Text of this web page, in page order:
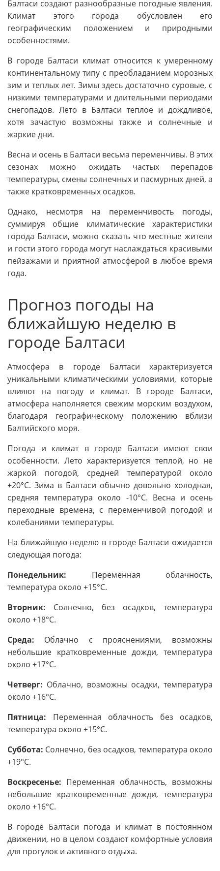
Балтаси создают разнообразные погодные явления.
Климат этого города обусловлен его
географическим положением и природными
особенностями.
В городе Балтаси климат относится к умеренному
континентальному типу с преобладанием морозных
зим и теплых лет. Зимы здесь достаточно суровые, с
низкими температурами и длительными периодами
снегопадов. Лето в Балтаси теплое и дождливое,
хотя зачастую возможны также и солнечные и
жаркие дни.
Весна и осень в Балтаси весьма переменчивы. В этих
сезонах можно ожидать частых перепадов
температуры, смены солнечных и пасмурных дней, а
также кратковременных осадков.
Однако, несмотря на переменчивость погоды,
суммируя общие климатические характеристики
города Балтаси, можно сказать что местные жители
и гости этого города могут наслаждаться красивыми
пейзажами и приятной атмосферой в любое время
года.
Прогноз погоды на
ближайшую неделю в
городе Балтаси
Атмосфера в городе Балтаси характеризуется
уникальными климатическими условиями, которые
влияют на погоду и климат. В городе Балтаси,
атмосфера наполняется свежим морским воздухом,
благодаря географическому положению вблизи
Балтийского моря.
Погода и климат в городе Балтаси имеют свои
особенности. Лето характеризуется теплой, но не
жаркой погодой, средней температурой около
+20°C. Зима в Балтаси обычно довольно холодная,
средняя температура около -10°C. Весна и осень
переходные времена, с переменчивой погодой и
колебаниями температуры.
На ближайшую неделю в городе Балтаси ожидается
следующая погода:
Понедельник: Переменная облачность,
температура около +15°C.
Вторник: Солнечно, без осадков, температура
около +18°C.
Среда: Облачно с прояснениями, возможны
небольшие кратковременные дожди, температура
около +17°C.
Четверг: Облачно, возможны осадки, температура
около +16°C.
Пятница: Переменная облачность без осадков,
температура около +15°C.
Суббота: Солнечно, без осадков, температура около
+19°C.
Воскресенье: Переменная облачность, возможны
небольшие кратковременные дожди, температура
около +16°C.
В городе Балтаси погода и климат в постоянном
движении, но в целом создают комфортные условия
для прогулок и активного отдыха.